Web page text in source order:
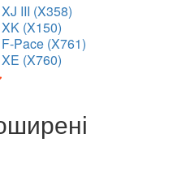
XJ III (X358)
XK (X150)
F-Pace (X761)
XE (X760)